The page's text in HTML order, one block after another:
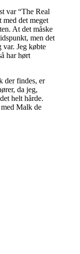
var “The Real
med det meget
At det måske
men det
var. Jeg købte
har hørt
der findes, er
da jeg,
helt hårde.
Malk de